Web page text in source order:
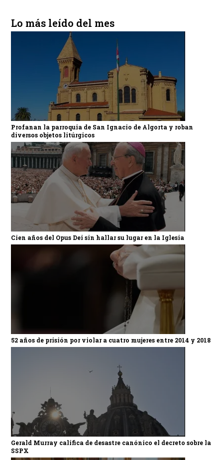
Lo más leído del mes
Profanan la parroquia de San Ignacio de Algorta y roban
diversos objetos litúrgicos
Cien años del Opus Dei sin hallar su lugar en la Iglesia
52 años de prisión por violar a cuatro mujeres entre 2014 y 2018
Gerald Murray califica de desastre canónico el decreto sobre la
SSPX